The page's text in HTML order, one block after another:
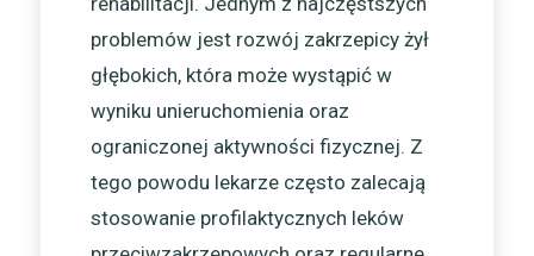
problemów jest rozwój zakrzepicy żył
głębokich, która może wystąpić w
wyniku unieruchomienia oraz
ograniczonej aktywności fizycznej. Z
tego powodu lekarze często zalecają
stosowanie profilaktycznych leków